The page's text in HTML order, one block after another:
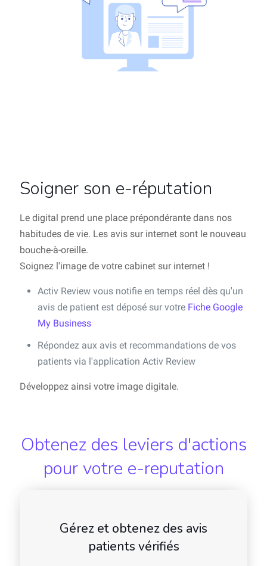
Soigner son e-réputation
Le digital prend une place prépondérante dans nos
habitudes de vie. Les avis sur internet sont le nouveau
bouche-à-oreille.
Soignez l'image de votre cabinet sur internet !
Activ Review vous notifie en temps réel dès qu'un
avis de patient est déposé sur votre Fiche Google
My Business
Répondez aux avis et recommandations de vos
patients via l'application Activ Review
Développez ainsi votre image digitale.
Obtenez des leviers d'actions
pour votre e-reputation
Gérez et obtenez des avis
patients vérifiés